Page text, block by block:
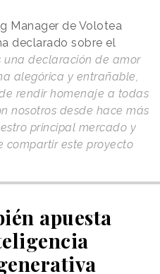
Manager de Volotea
declarado sobre el
una declaración de amor
alegórica y entrañable,
rendir homenaje a todas
nosotros desde hace más
principal mercado y
compartir este proyecto
apuesta